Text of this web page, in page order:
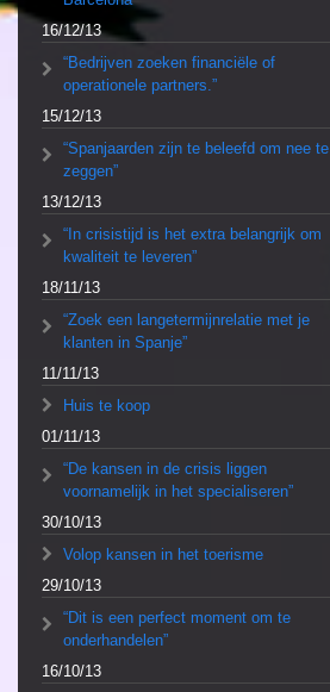
16/12/13
“Bedrijven zoeken financiële of
operationele partners.”
15/12/13
“Spanjaarden zijn te beleefd om nee te
zeggen”
13/12/13
“In crisistijd is het extra belangrijk om
kwaliteit te leveren”
18/11/13
“Zoek een langetermijnrelatie met je
klanten in Spanje”
11/11/13
Huis te koop
01/11/13
“De kansen in de crisis liggen
voornamelijk in het specialiseren”
30/10/13
Volop kansen in het toerisme
29/10/13
“Dit is een perfect moment om te
onderhandelen”
16/10/13